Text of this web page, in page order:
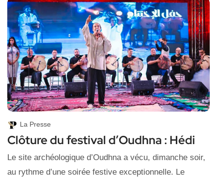
La Presse
Clôture du festival d’Oudhna : Hédi
Le site archéologique d’Oudhna a vécu, dimanche soir,
au rythme d’une soirée festive exceptionnelle. Le